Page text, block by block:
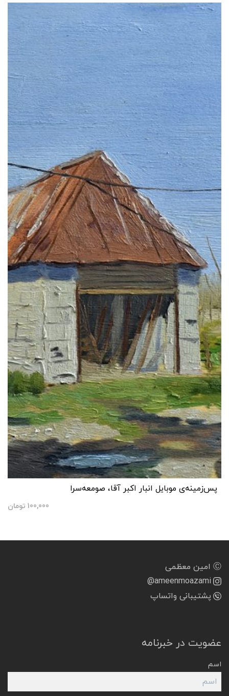
پس‌زمینه‌ی موبایل انبار اکبر آقا، صومعه‌سرا
100,000 تومان
Ⓒ امین معظمی
@ameenmoazami
پشتیبانی واتساپ
عضویت در خبرنامه
اسم